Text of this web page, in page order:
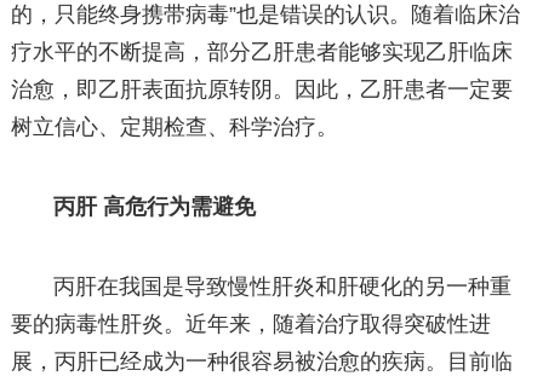
的，只能终身携带病毒”也是错误的认识。随着临床治
疗水平的不断提高，部分乙肝患者能够实现乙肝临床
治愈，即乙肝表面抗原转阴。因此，乙肝患者一定要
树立信心、定期检查、科学治疗。
丙肝 高危行为需避免
丙肝在我国是导致慢性肝炎和肝硬化的另一种重
要的病毒性肝炎。近年来，随着治疗取得突破性进
展，丙肝已经成为一种很容易被治愈的疾病。目前临